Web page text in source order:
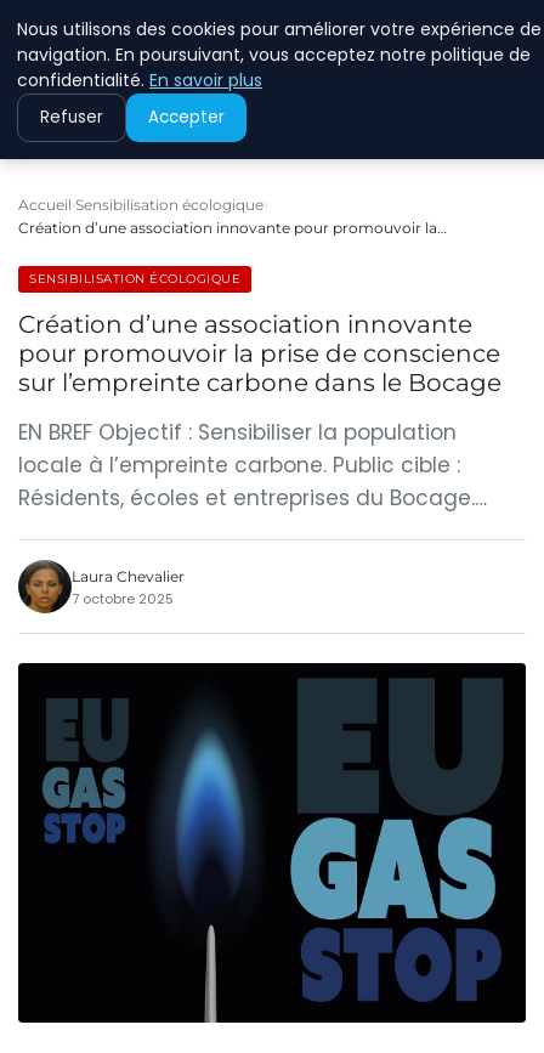
Accueil Sensibilisation écologique
Création d’une association innovante pour promouvoir la…
SENSIBILISATION ÉCOLOGIQUE
Création d’une association innovante
pour promouvoir la prise de conscience
sur l’empreinte carbone dans le Bocage
EN BREF Objectif : Sensibiliser la population
locale à l’empreinte carbone. Public cible :
Résidents, écoles et entreprises du Bocage.…
Laura Chevalier
7 octobre 2025
Nous utilisons des cookies pour améliorer votre expérience de
navigation. En poursuivant, vous acceptez notre politique de
confidentialité. En savoir plus
Refuser Accepter